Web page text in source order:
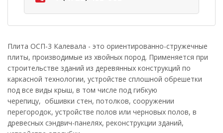
Плита ОСП-3 Калевала - это ориентированно-стружечные
плиты, производимые из хвойных пород. Применяется при
строительстве зданий из деревянных конструкций по
каркасной технологии, устройстве сплошной обрешетки
под все виды крыш, в том числе под гибкую
черепицу, обшивки стен, потолков, сооружении
перегородок, устройстве полов или черновых полов, в
древесных сэндвич-панелях, реконструкции зданий,